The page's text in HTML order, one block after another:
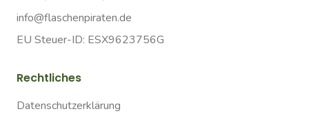
info@flaschenpiraten.de
EU Steuer-ID: ESX9623756G
Rechtliches
Datenschutzerklärung